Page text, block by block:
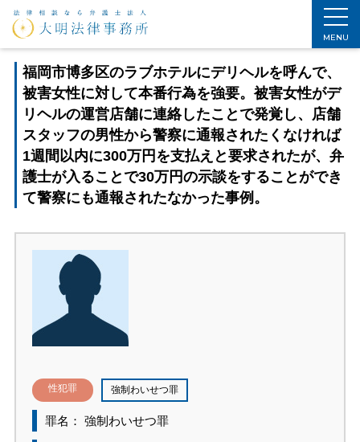
MENU
ホーム > 刑事事件解決法 > 解決事例 福岡市博多区のラブホテルにデリヘルを呼んで、被害女性に対して本番行為を強要。被害女性がデリヘルの運営店舗に連絡したことで発覚し、店舗スタッフの男性から警察に通報されたくなければ1週間以内に300万円を支払えと要求されたが、弁護士が入ることで30万円の示談をすることができて警察にも通報されたなかった事例。
福岡市博多区のラブホテルにデリヘルを呼んで、
被害女性に対して本番行為を強要。被害女性がデ
リヘルの運営店舗に連絡したことで発覚し、店舗
スタッフの男性から警察に通報されたくなければ
1週間以内に300万円を支払えと要求されたが、弁
護士が入ることで30万円の示談をすることができ
て警察にも通報されたなかった事例。
性犯罪 強制わいせつ罪
罪名： 強制わいせつ罪